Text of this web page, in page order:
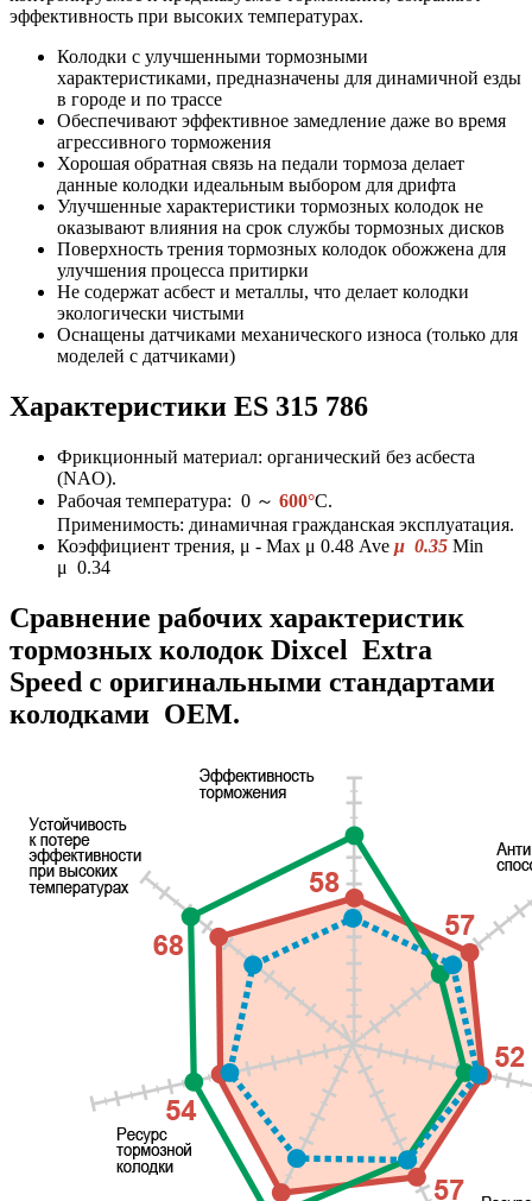
эффективность при высоких температурах.
Колодки с улучшенными тормозными
характеристиками, предназначены для динамичной езды
в городе и по трассе
Обеспечивают эффективное замедление даже во время
агрессивного торможения
Хорошая обратная связь на педали тормоза делает
данные колодки идеальным выбором для дрифта
Улучшенные характеристики тормозных колодок не
оказывают влияния на срок службы тормозных дисков
Поверхность трения тормозных колодок обожжена для
улучшения процесса притирки
Не содержат асбест и металлы, что делает колодки
экологически чистыми
Оснащены датчиками механического износа (только для
моделей с датчиками)
Характеристики ES 315 786
Фрикционный материал: органический без асбеста
(NAO).
Рабочая температура: 0 ～ 600°C.
Применимость: динамичная гражданская эксплуатация.
Коэффициент трения, μ - Max μ 0.48 Ave μ 0.35 Min
μ 0.34
Сравнение рабочих характеристик
тормозных колодок Dixcel Extra
Speed с оригинальными стандартами
колодками OEM.